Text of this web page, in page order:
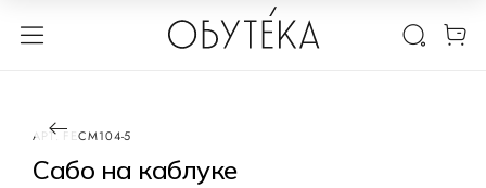
1 / 3
АРТ. FECM104-5
Сабо на каблуке